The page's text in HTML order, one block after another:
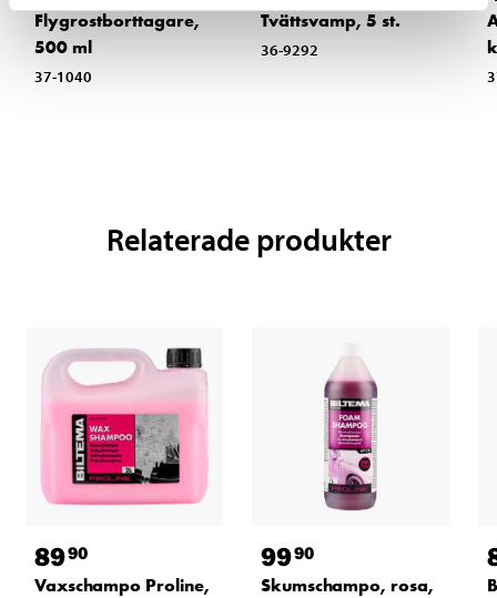
Flygrostborttagare,
500 ml
37-1040
Tvättsvamp, 5 st.
36-9292
Relaterade produkter
8990
Vaxschampo Proline,
9990
Skumschampo, rosa,